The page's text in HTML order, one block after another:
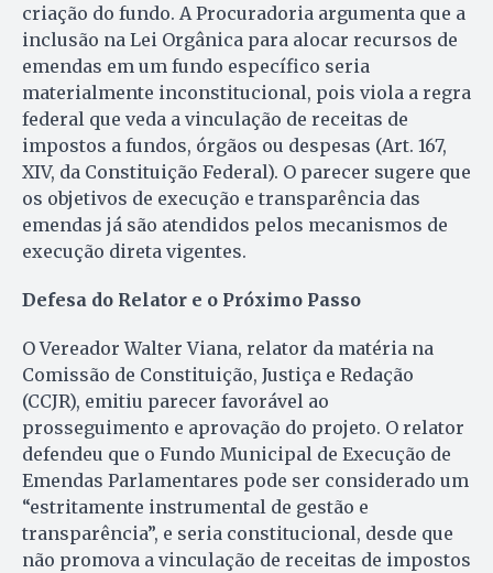
criação do fundo. A Procuradoria argumenta que a
inclusão na Lei Orgânica para alocar recursos de
emendas em um fundo específico seria
materialmente inconstitucional, pois viola a regra
federal que veda a vinculação de receitas de
impostos a fundos, órgãos ou despesas (Art. 167,
XIV, da Constituição Federal). O parecer sugere que
os objetivos de execução e transparência das
emendas já são atendidos pelos mecanismos de
execução direta vigentes.
Defesa do Relator e o Próximo Passo
O Vereador Walter Viana, relator da matéria na
Comissão de Constituição, Justiça e Redação
(CCJR), emitiu parecer favorável ao
prosseguimento e aprovação do projeto. O relator
defendeu que o Fundo Municipal de Execução de
Emendas Parlamentares pode ser considerado um
“estritamente instrumental de gestão e
transparência”, e seria constitucional, desde que
não promova a vinculação de receitas de impostos